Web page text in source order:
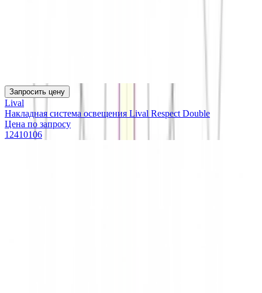
Запросить цену
Lival
Накладная система освещения Lival Respect Double
Цена по запросу
12410106